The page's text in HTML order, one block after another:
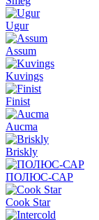
Ugur
Assum
Kuvings
Finist
Aucma
Briskly
ПОЛЮС-САР
Cook Star